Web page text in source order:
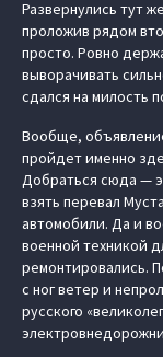
Развернулись тут
проложив рядом
просто. Ровно
выворачивать
сдался на милость
Вообще,
пройдет именно
Добраться сюда —
взять перевал
автомобили. Да и
военной техникой
ремонтировались.
с ног ветер и
русского